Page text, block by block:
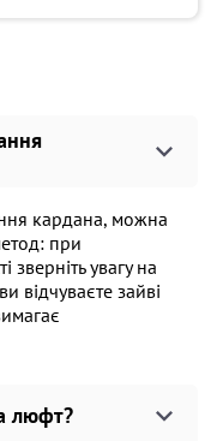
кардана, можна
при
зверніть увагу на
відчуваєте зайві
люфт?